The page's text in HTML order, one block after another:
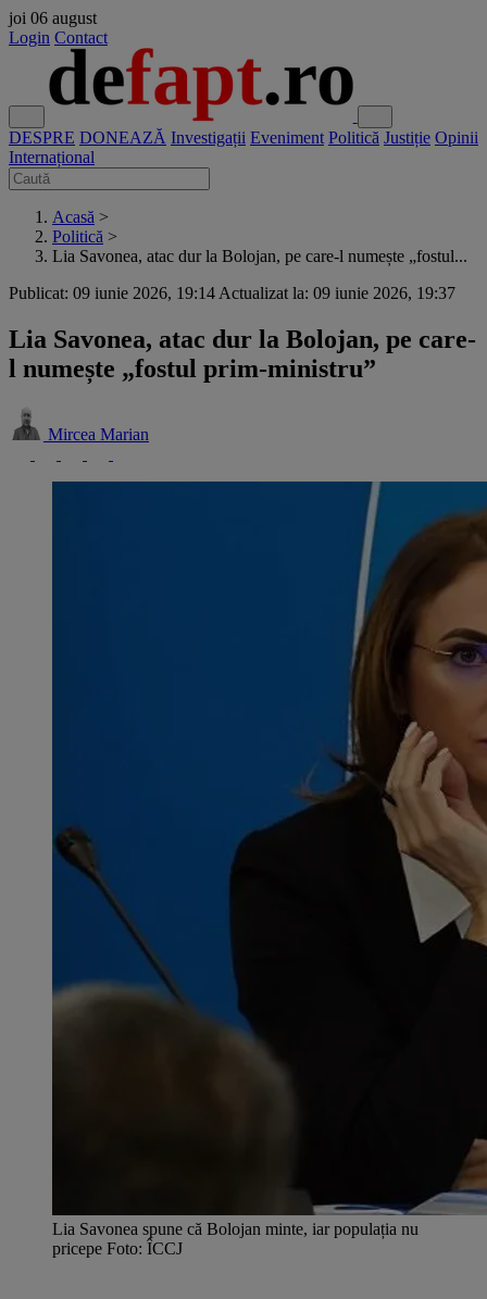
joi 06 august
Login Contact
DESPRE DONEAZĂ Investigații Eveniment Politică Justiție Opinii
Internațional
Acasă >
Politică >
Lia Savonea, atac dur la Bolojan, pe care-l numește „fostul...
Publicat: 09 iunie 2026, 19:14 Actualizat la: 09 iunie 2026, 19:37
Lia Savonea, atac dur la Bolojan, pe care-
l numește „fostul prim-ministru”
Mircea Marian
Lia Savonea spune că Bolojan minte, iar populația nu
pricepe Foto: ÎCCJ